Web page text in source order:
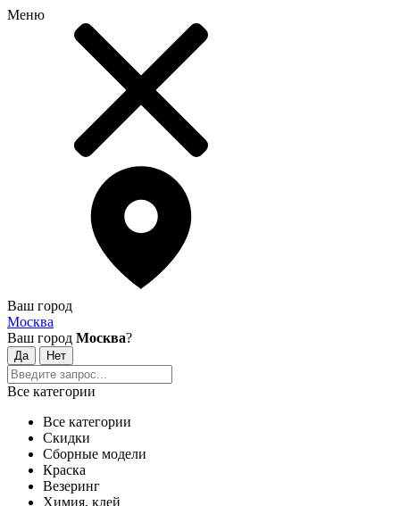
Меню
Ваш город
Москва
Ваш город Москва?
Все категории
Все категории
Скидки
Сборные модели
Краска
Везеринг
Химия, клей